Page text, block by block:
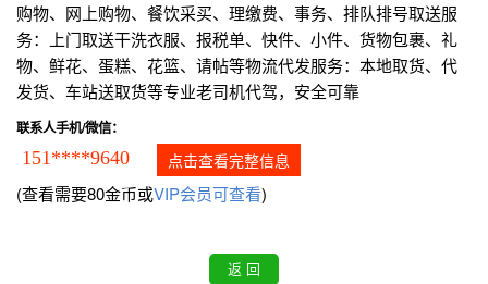
购物、网上购物、餐饮采买、理缴费、事务、排队排号取送服
务：上门取送干洗衣服、报税单、快件、小件、货物包裹、礼
物、鲜花、蛋糕、花篮、请帖等物流代发服务：本地取货、代
发货、车站送取货等专业老司机代驾，安全可靠
联系人手机/微信：
151****9640 点击查看完整信息
(查看需要80金币或VIP会员可查看)